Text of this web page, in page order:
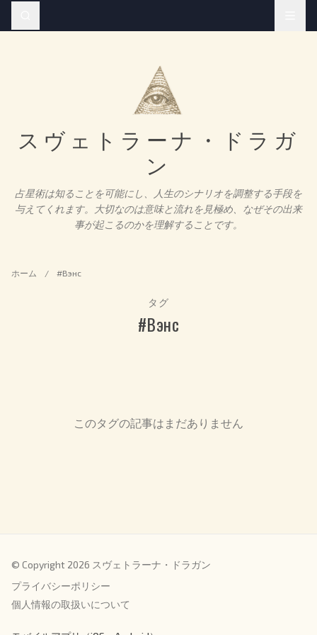
スヴェトラーナ・ドラガ
ン
占星術は知ることを可能にし、人生のシナリオを調整する手段を
与えてくれます。大切なのは意味と流れを見極め、なぜその出来
事が起こるのかを理解することです。
ホーム / #Вэнс
タグ
#Вэнс
このタグの記事はまだありません
© Copyright 2026 スヴェトラーナ・ドラガン
プライバシーポリシー
個人情報の取扱いについて